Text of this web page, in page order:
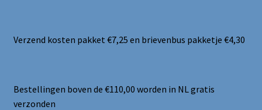
Verzend kosten pakket €7,25 en brievenbus pakketje €4,30
Bestellingen boven de €110,00 worden in NL gratis
verzonden